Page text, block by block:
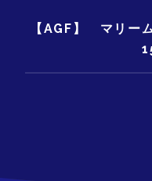
【AGF】 マリー